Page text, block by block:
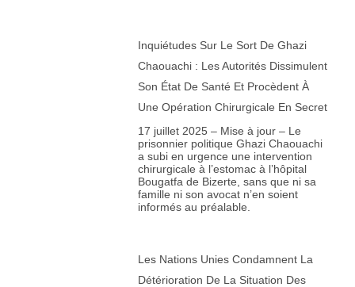
Inquiétudes Sur Le Sort De Ghazi
Chaouachi : Les Autorités Dissimulent
Son État De Santé Et Procèdent À
Une Opération Chirurgicale En Secret
17 juillet 2025 – Mise à jour – Le
prisonnier politique Ghazi Chaouachi
a subi en urgence une intervention
chirurgicale à l’estomac à l’hôpital
Bougatfa de Bizerte, sans que ni sa
famille ni son avocat n’en soient
informés au préalable.
Les Nations Unies Condamnent La
Détérioration De La Situation Des